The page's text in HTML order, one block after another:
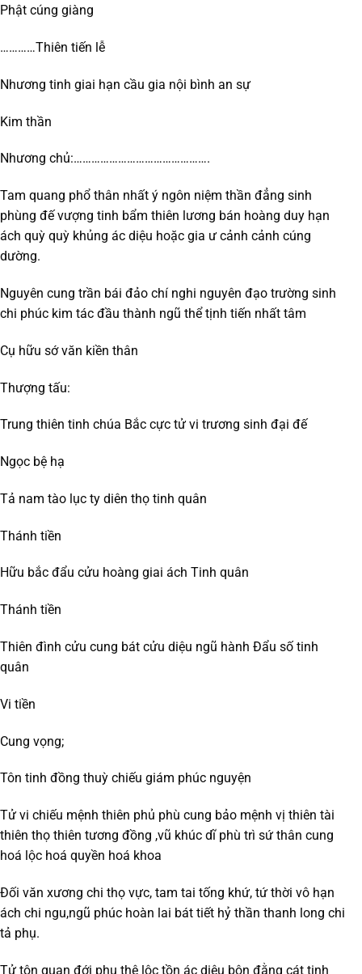
Phật cúng giàng
…………Thiên tiến lễ
Nhương tinh giai hạn cầu gia nội bình an sự
Kim thần
Nhương chủ:……………………………………….
Tam quang phổ thân nhất ý ngôn niệm thần đẳng sinh
phùng đế vượng tinh bẩm thiên lương bán hoàng duy hạn
ách quỳ quỳ khủng ác diệu hoặc gia ư cảnh cảnh cúng
dường.
Nguyên cung trần bái đảo chí nghi nguyên đạo trường sinh
chi phúc kim tác đầu thành ngũ thể tịnh tiến nhất tâm
Cụ hữu sớ văn kiền thân
Thượng tấu:
Trung thiên tinh chúa Bắc cực tử vi trương sinh đại đế
Ngọc bệ hạ
Tả nam tào lục ty diên thọ tinh quân
Thánh tiền
Hữu bắc đẩu cửu hoàng giai ách Tinh quân
Thánh tiền
Thiên đình cửu cung bát cửu diệu ngũ hành Đẩu số tinh
quân
Vi tiền
Cung vọng;
Tôn tinh đồng thuỳ chiếu giám phúc nguyện
Tử vi chiếu mệnh thiên phủ phù cung bảo mệnh vị thiên tài
thiên thọ thiên tương đồng ,vũ khúc dĩ phù trì sứ thân cung
hoá lộc hoá quyền hoá khoa
Đối văn xương chi thọ vực, tam tai tống khứ, tứ thời vô hạn
ách chi ngu,ngũ phúc hoàn lai bát tiết hỷ thần thanh long chi
tả phụ.
Tử tôn quan đới phu thê lộc tồn ác diệu bôn đằng cát tinh